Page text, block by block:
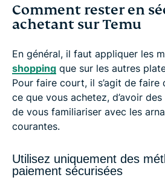
Comment rester en
achetant sur Temu
En général, il faut appliquer les
shopping que sur les autres
Pour faire court, il s’agit de faire
ce que vous achetez, d’avoir
de vous familiariser avec les
courantes.
Utilisez uniquement des
paiement sécurisées